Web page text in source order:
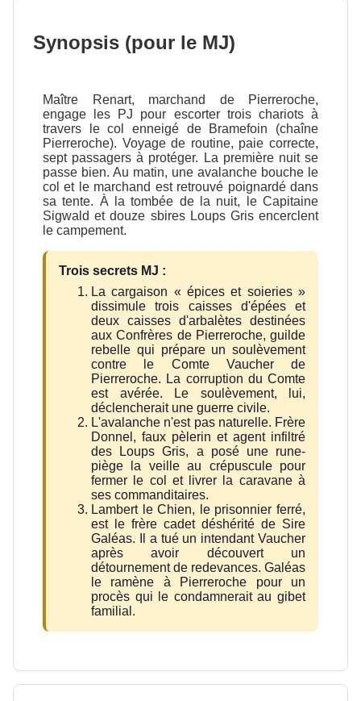
Synopsis (pour le MJ)
Maître Renart, marchand de Pierreroche,
engage les PJ pour escorter trois chariots à
travers le col enneigé de Bramefoin (chaîne
Pierreroche). Voyage de routine, paie correcte,
sept passagers à protéger. La première nuit se
passe bien. Au matin, une avalanche bouche le
col et le marchand est retrouvé poignardé dans
sa tente. À la tombée de la nuit, le Capitaine
Sigwald et douze sbires Loups Gris encerclent
le campement.
Trois secrets MJ :
La cargaison « épices et soieries »
dissimule trois caisses d'épées et
deux caisses d'arbalètes destinées
aux Confrères de Pierreroche, guilde
rebelle qui prépare un soulèvement
contre le Comte Vaucher de
Pierreroche. La corruption du Comte
est avérée. Le soulèvement, lui,
déclencherait une guerre civile.
L'avalanche n'est pas naturelle. Frère
Donnel, faux pèlerin et agent infiltré
des Loups Gris, a posé une rune-
piège la veille au crépuscule pour
fermer le col et livrer la caravane à
ses commanditaires.
Lambert le Chien, le prisonnier ferré,
est le frère cadet déshérité de Sire
Galéas. Il a tué un intendant Vaucher
après avoir découvert un
détournement de redevances. Galéas
le ramène à Pierreroche pour un
procès qui le condamnerait au gibet
familial.